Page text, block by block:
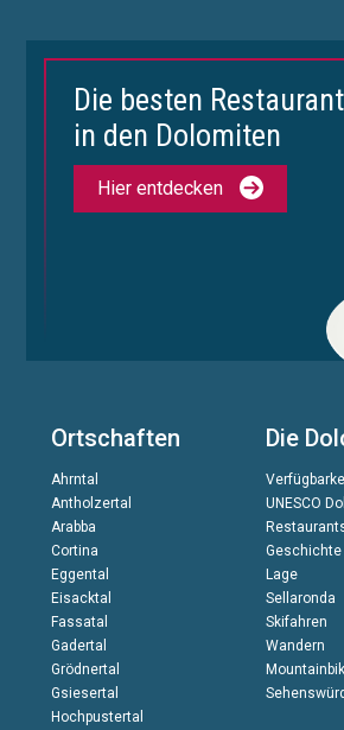
Die besten
in den Dolomiten
Hier entdecken
Ortschaften
Ahrntal
Antholzertal
Arabba
Cortina
Eggental
Eisacktal
Fassatal
Gadertal
Grödnertal
Gsiesertal
Hochpustertal
Die
UNESCO
Geschichte
Lage
Sellaronda
Skifahren
Wandern